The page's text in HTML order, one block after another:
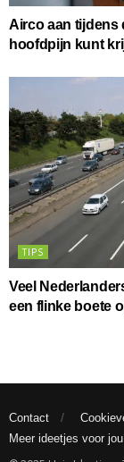
Airco aan tijdens
hoofdpijn kunt
TIPS
Veel
een flinke boete
Contact
Meer ideetjes voor